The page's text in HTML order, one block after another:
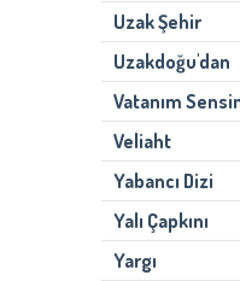
Uzak Şehir
Uzakdoğu'dan
Vatanım
Veliaht
Yabancı Dizi
Yalı Çapkını
Yargı